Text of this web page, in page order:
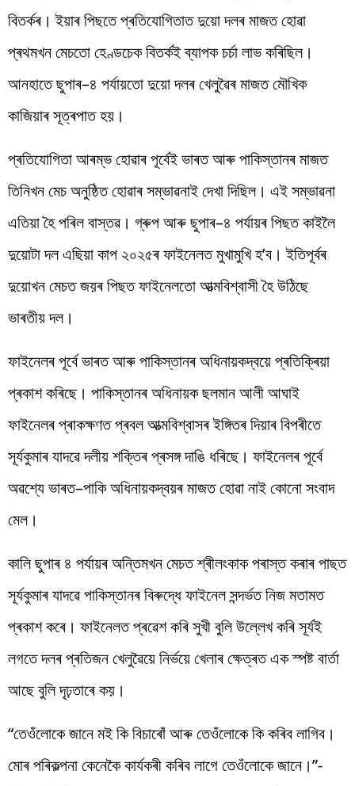
বিতৰ্কৰ। ইয়াৰপিছতেপ্ৰতিযোগিতাতদুয়োদলৰমাজতহোৱা
প্ৰথমখনমেচতোহেণ্ডচেকবিতৰ্কইব্যাপকচৰ্চালাভকৰিছিল।
আনহাতেছুপাৰ–৪ পৰ্যায়তোদুয়োদলৰখেলুৱৈৰমাজতমৌখিক
কাজিয়াৰসূত্ৰপাতহয় ।
প্ৰতিযোগিতাআৰম্ভহোৱাৰপূৰ্বেইভাৰতআৰুপাকিস্তানৰমাজত
তিনিখনমেচঅনুষ্ঠিতহোৱাৰসম্ভাৱনাইদেখাদিছিল। এইসম্ভাৱনা
এতিয়াহৈপৰিলবাস্তৱ। গ্ৰুপআৰুছুপাৰ–৪ পৰ্যায়ৰপিছতকাইলৈ
দুয়োটাদলএছিয়াকাপ ২০২৫ৰফাইনেলতমুখামুখিহ’ব । ইতিপূৰ্বৰ
দুয়োখনমেচতজয়ৰপিছতফাইনেলতোআত্মবিশ্বাসীহৈউঠিছে
ভাৰতীয়দল।
ফাইনেলৰপূৰ্বে ভাৰত আৰু পাকিস্তানৰ অধিনায়কদ্বয়েপ্ৰতিক্ৰিয়া
প্ৰকাশকৰিছে। পাকিস্তানৰ অধিনায়ক ছলমান আলী আঘাই
ফাইনেলৰপ্ৰাকক্ষণতপ্ৰবলআত্মবিশ্বাসৰইঙ্গিতৰদিয়াৰবিপৰীতে
সূৰ্যকুমাৰ যাদৱে দলীয়শক্তিৰপ্ৰসঙ্গদাঙি ধৰিছে। ফাইনেলৰপূৰ্বে
অৱশ্যে ভাৰত–পাকি অধিনায়কদ্বয়ৰমাজতহোৱানাইকোনোসংবাদ
মেল।
কালিছুপাৰ ৪ পৰ্যায়ৰঅন্তিমখনমেচত শ্ৰীলংকাক পৰাস্ত কৰাৰ পাছত
সূৰ্যকুমাৰ যাদৱে পাকিস্তানৰ বিৰুদ্ধে ফাইনেল সন্দৰ্ভত নিজ মতামত
প্ৰকাশ কৰে। ফাইনেলত প্ৰৱেশ কৰি সুখী বুলি উল্লেখকৰিসূৰ্যই
লগতে দলৰ প্ৰতিজন খেলুৱৈয়ে নিৰ্ভয়ে খেলাৰক্ষেত্ৰত এক স্পষ্ট বাৰ্তা
আছেবুলিদৃঢ়তাৰেকয়।
“তেওঁলোকে জানে মই কি বিচাৰোঁ আৰু তেওঁলোকে কি কৰিব লাগিব।
মোৰ পৰিকল্পনা কেনেকৈ কাৰ্যকৰী কৰিব লাগে তেওঁলোকে জানে।”-